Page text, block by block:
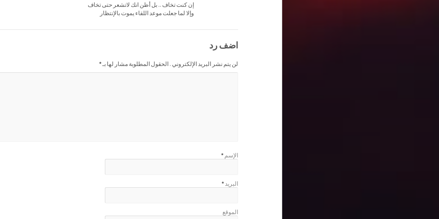
إن كنت تخاف .. بل أظن انك لاتشعر حتى تخاف
وإلا لما جعلت موعد اللقاء يموت بالإنتظار
اضف رد
لن يتم نشر البريد الإلكتروني . الحقول المطلوبة مشار لها بـ*
الإسم *
البريد*
الموقع